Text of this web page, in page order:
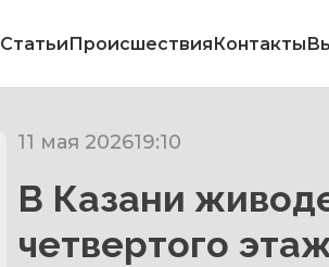
СтатьиПроисшествияКонтакты
11 мая 202619:10
В Казани
четвертого